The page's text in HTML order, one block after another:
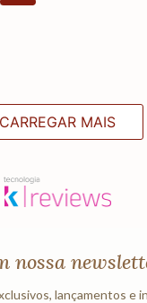
CARREGAR MAIS
nossa
lançamentos e